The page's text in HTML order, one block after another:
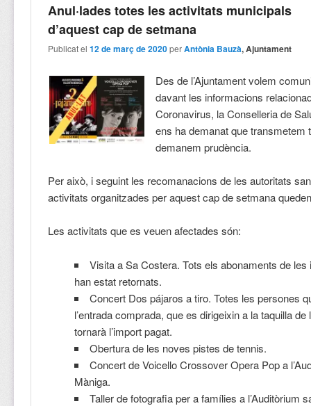
Anul·lades totes les activitats municipals
d’aquest cap de setmana
Publicat el12 de març de 2020 perAntònia Bauzà, Ajuntament
Des de l’Ajuntament volem
davant les informacions
Coronavirus, la Conselleria de
ens ha demanat que transmetem
demanem prudència.
Per això, i seguint les recomanacions de les autoritats
activitats organitzades per aquest cap de setmana
Les activitats que es veuen afectades són:
Visita a Sa Costera. Tots els abonaments de
han estat retornats.
Concert Dos pájaros a tiro. Totes les persones
l’entrada comprada, que es dirigeixin a la taquilla de
tornarà l’import pagat.
Obertura de les noves pistes de tennis.
Concert de Voicello Crossover Opera Pop a
Màniga.
Taller de fotografia per a famílies a l’Auditòrium